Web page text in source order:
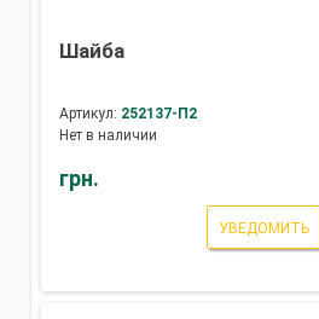
Шайба
Артикул: 252137-П2
Нет в наличии
грн.
УВЕДОМИТЬ